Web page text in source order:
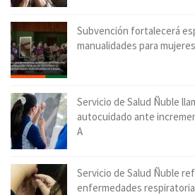
Subvención fortalecerá
manualidades para
Servicio de Salud Ñuble
autocuidado ante
A
Servicio de Salud Ñuble
enfermedades